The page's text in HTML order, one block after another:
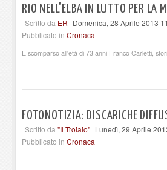
RIO NELL'ELBA IN LUTTO PER LA
Scritto da ER Domenica, 28 Aprile 2013
Pubblicato in Cronaca
È scomparso all'età di 73 anni Franco Carletti,
FOTONOTIZIA: DISCARICHE
Scritto da "Il Troiaio" Lunedì, 29 Aprile
Pubblicato in Cronaca